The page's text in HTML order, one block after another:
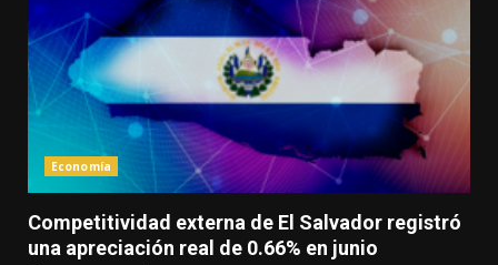
Economía
Competitividad externa de El Salvador registró
una apreciación real de 0.66% en junio